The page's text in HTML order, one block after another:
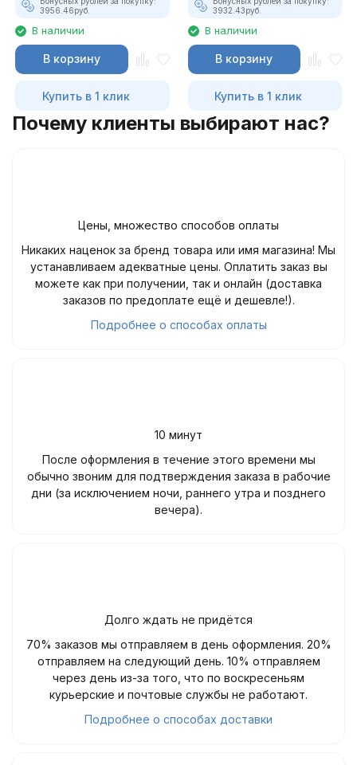
3956.46руб.
В наличии
В корзину
Купить в 1 клик
3932.43руб.
В наличии
В корзину
Купить в 1 клик
Почему клиенты выбирают нас?
Цены, множество способов оплаты
Никаких наценок за бренд товара или имя магазина! Мы
устанавливаем адекватные цены. Оплатить заказ вы
можете как при получении, так и онлайн (доставка
заказов по предоплате ещё и дешевле!).
Подробнее о способах оплаты
10 минут
После оформления в течение этого времени мы
обычно звоним для подтверждения заказа в рабочие
дни (за исключением ночи, раннего утра и позднего
вечера).
Долго ждать не придётся
70% заказов мы отправляем в день оформления. 20%
отправляем на следующий день. 10% отправляем
через день из-за того, что по воскресеньям
курьерские и почтовые службы не работают.
Подробнее о способах доставки